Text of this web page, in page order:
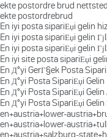
ekte postordre brud nettsted
ekte postordrebrud
En iyi posta sipariЕџi gelin
En iyi posta sipariЕџi gelin
En iyi posta sipariЕџi gelin
En iyi site posta sipariЕџi
En Д°yi GerГ§ek Posta
En Д°yi Posta SipariЕџi Gelin
En Д°yi Posta SipariЕџi
En Д°yi Posta SipariЕџi
en+austria+lower-
en+austria+lower-
en+austria+salzburg-